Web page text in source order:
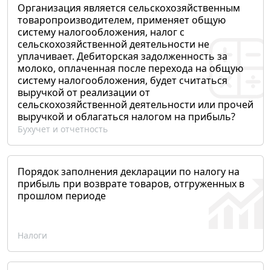
Организация является сельскохозяйственным
товаропроизводителем, применяет общую
систему налогообложения, налог с
сельскохозяйственной деятельности не
уплачивает. Дебиторская задолженность за
молоко, оплаченная после перехода на общую
систему налогообложения, будет считаться
выручкой от реализации от
сельскохозяйственной деятельности или прочей
выручкой и облагаться налогом на прибыль?
Бухучет и отчетность
Порядок заполнения декларации по налогу на
прибыль при возврате товаров, отгруженных в
прошлом периоде
Налоги